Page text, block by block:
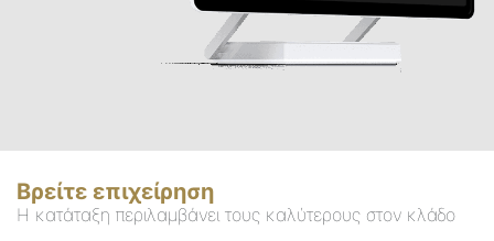
Βρείτε επιχείρηση
Η κατάταξη περιλαμβάνει τους καλύτερους στον κλάδο